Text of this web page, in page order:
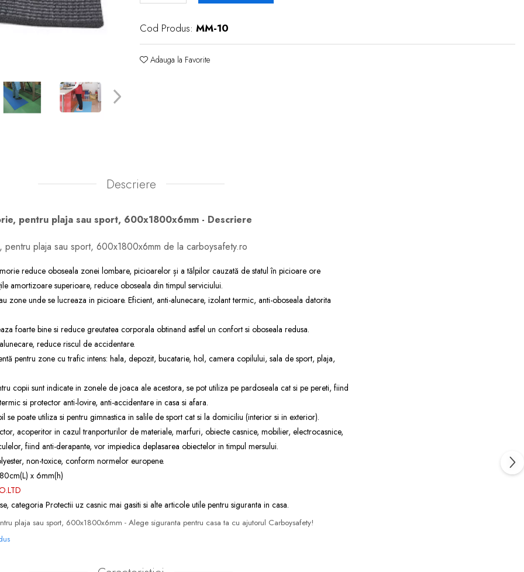
Cod Produs: MM-10
Adauga la Favorite
Descriere
pentru plaja sau sport, 600x1800x6mm - Descriere
pentru plaja sau sport, 600x1800x6mm de la carboysafety.ro
reduce oboseala zonei lombare, picioarelor și a tălpilor cauzată de statul în picioare ore
amortizoare superioare, reduce oboseala din timpul serviciului.
zone unde se lucreaza in picioare. Eficient, anti-alunecare, izolant termic, anti-oboseala datorita
foarte bine si reduce greutatea corporala obtinand astfel un confort si oboseala redusa.
reduce riscul de accidentare.
pentru zone cu trafic intens: hala, depozit, bucatarie, hol, camera copilului, sala de sport, plaja,
copii sunt indicate in zonele de joaca ale acestora, se pot utiliza pe pardoseala cat si pe pereti, fiind
si protector anti-lovire, anti-accidentare in casa si afara.
se poate utiliza si pentru gimnastica in salile de sport cat si la domiciliu (interior si in exterior).
acoperitor in cazul tranporturilor de materiale, marfuri, obiecte casnice, mobilier, electrocasnice,
fiind anti-derapante, vor impiedica deplasarea obiectelor in timpul mersului.
non-toxice, conform normelor europene.
x 6mm(h)
categoria Protectii uz casnic mai gasiti si alte articole utile pentru siguranta in casa.
plaja sau sport, 600x1800x6mm - Alege siguranta pentru casa ta cu ajutorul Carboysafety!